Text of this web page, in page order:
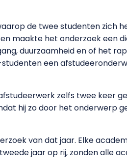
de twee studenten zich
maakte het onderzoek een
duurzaamheid en of het
een
zelfs twee keer
hij zo door het onderwerp
van dat jaar. Elke
jaar op rij, zonden alle